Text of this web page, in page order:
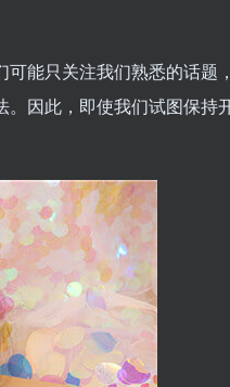
可能只关注我们熟悉的话题
。因此，即使我们试图保持